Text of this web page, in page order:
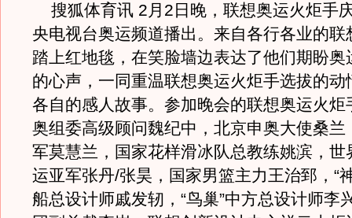
搜狐体育讯 2月2日晚，联想奥运火炬手
央电视台奥运频道播出。来自各行各业的联
踏上红地毯，在笑脸墙边表达了他们期盼奥
的心声，一同重温联想奥运火炬手选拔的动
各自的感人故事。参加晚会的联想奥运火炬
奥组委高级顾问魏纪中，北京申奥大使桑兰
军莫慧兰，国家花样滑冰队总教练姚滨，世
运亚军张丹/张昊，国家男篮主力王治郅，“
船总设计师戚发轫，“鸟巢”中方总设计师李